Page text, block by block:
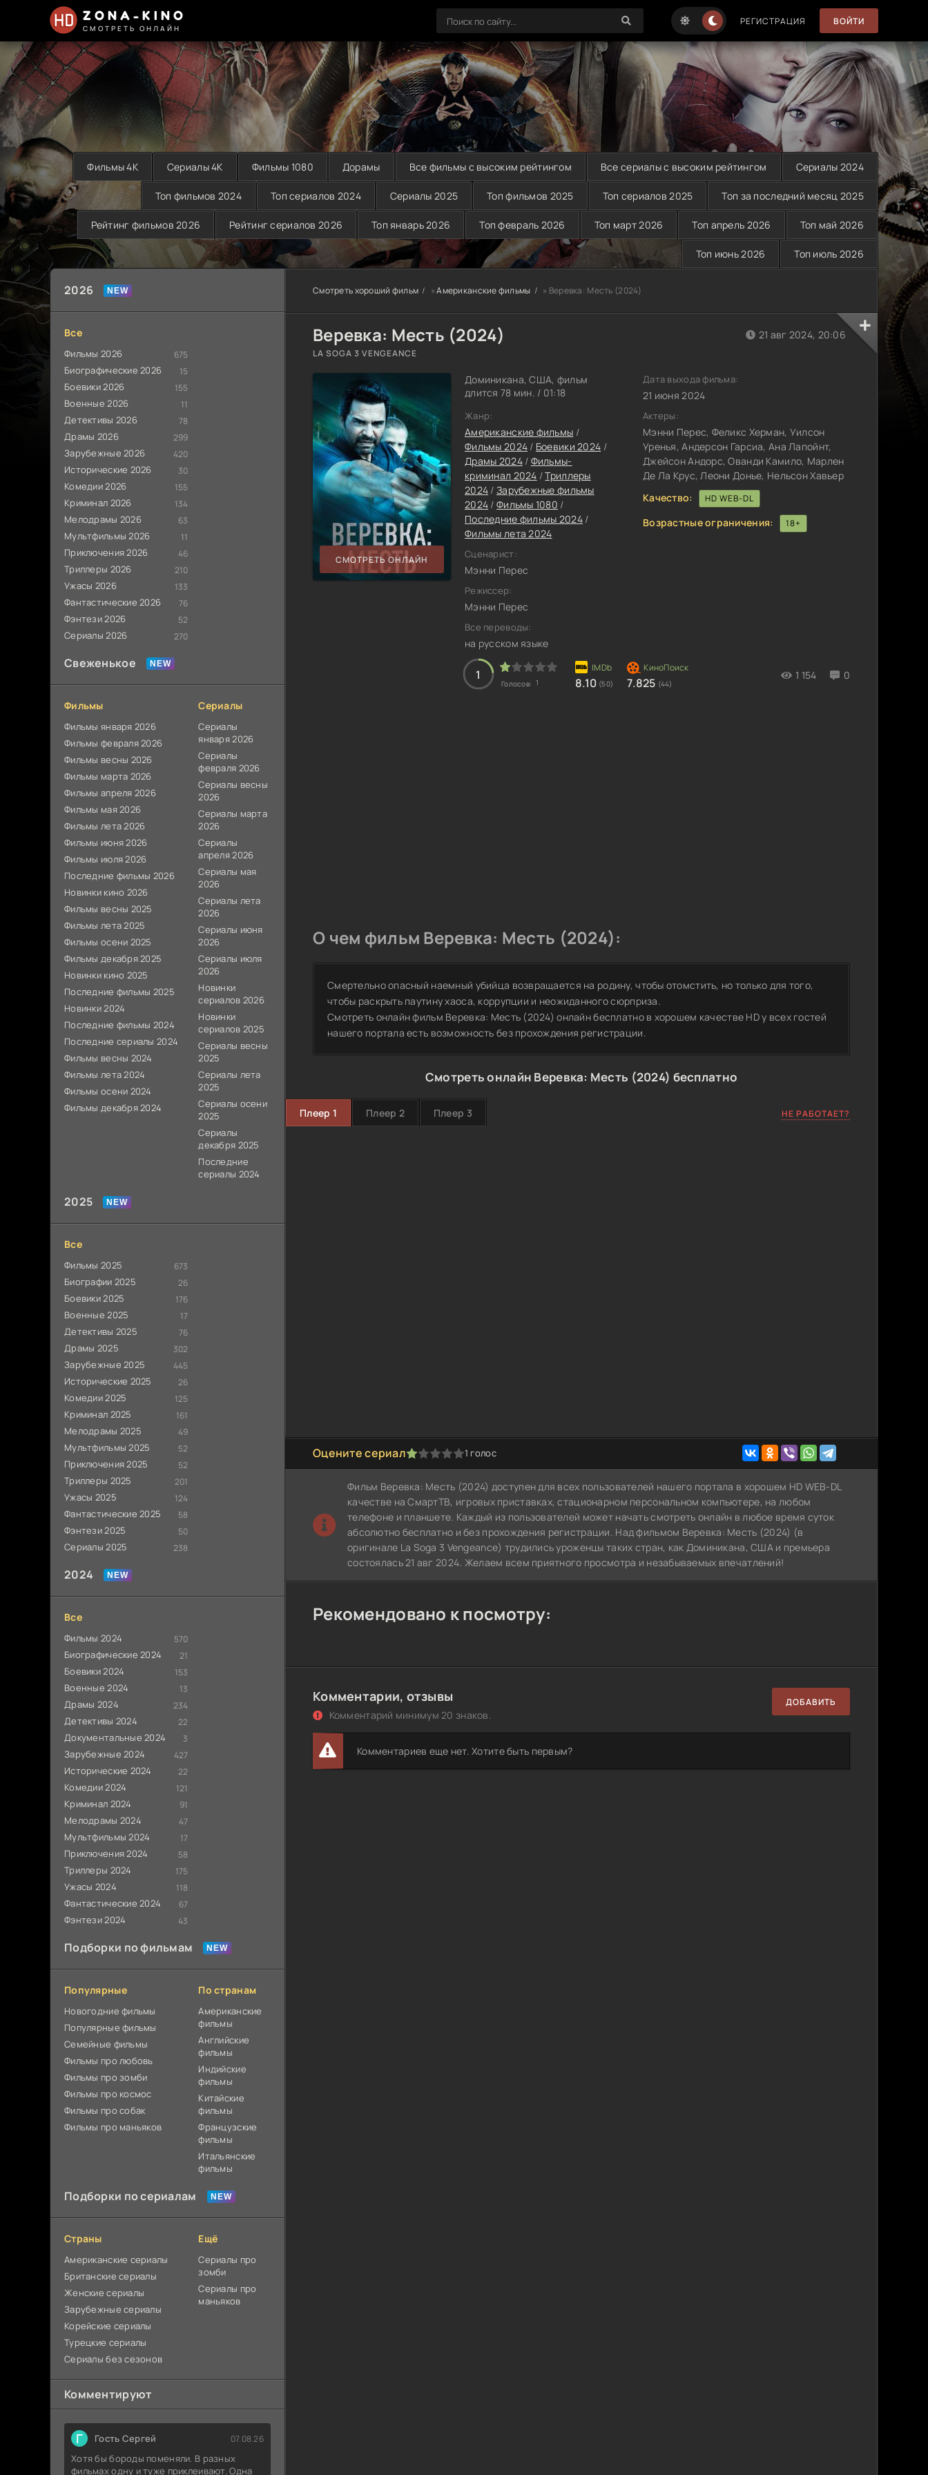
ZONA-KINO
СМОТРЕТЬ ОНЛАЙН
РЕГИСТРАЦИЯ ВОЙТИ
Фильмы 4K Сериалы 4K Фильмы 1080 Дорамы Все фильмы с высоким рейтингом Все сериалы с высоким рейтингом Сериалы 2024
Топ фильмов 2024 Топ сериалов 2024 Сериалы 2025 Топ фильмов 2025 Топ сериалов 2025 Топ за последний месяц 2025
Рейтинг фильмов 2026 Рейтинг сериалов 2026 Топ январь 2026 Топ февраль 2026 Топ март 2026 Топ апрель 2026 Топ май 2026
Топ июнь 2026 Топ июль 2026
2026
Все
Фильмы 2026 675
Биографические 2026 15
Боевики 2026 155
Военные 2026 11
Детективы 2026 78
Драмы 2026 299
Зарубежные 2026 420
Исторические 2026 30
Комедии 2026 155
Криминал 2026 134
Мелодрамы 2026 63
Мультфильмы 2026 11
Приключения 2026 46
Триллеры 2026 210
Ужасы 2026 133
Фантастические 2026 76
Фэнтези 2026 52
Сериалы 2026 270
Свеженькое
Фильмы
Фильмы января 2026
Фильмы февраля 2026
Фильмы весны 2026
Фильмы марта 2026
Фильмы апреля 2026
Фильмы мая 2026
Фильмы лета 2026
Фильмы июня 2026
Фильмы июля 2026
Последние фильмы 2026
Новинки кино 2026
Фильмы весны 2025
Фильмы лета 2025
Фильмы осени 2025
Фильмы декабря 2025
Новинки кино 2025
Последние фильмы 2025
Новинки 2024
Последние фильмы 2024
Последние сериалы 2024
Фильмы весны 2024
Фильмы лета 2024
Фильмы осени 2024
Фильмы декабря 2024
Сериалы
Сериалы
января 2026
Сериалы
февраля 2026
Сериалы весны
2026
Сериалы марта
2026
Сериалы
апреля 2026
Сериалы мая
2026
Сериалы лета
2026
Сериалы июня
2026
Сериалы июля
2026
Новинки
сериалов 2026
Новинки
сериалов 2025
Сериалы весны
2025
Сериалы лета
2025
Сериалы осени
2025
Сериалы
декабря 2025
Последние
сериалы 2024
2025
Все
Фильмы 2025 673
Биографии 2025 26
Боевики 2025 176
Военные 2025 17
Детективы 2025 76
Драмы 2025 302
Зарубежные 2025 445
Исторические 2025 26
Комедии 2025 125
Криминал 2025 161
Мелодрамы 2025 49
Мультфильмы 2025 52
Приключения 2025 52
Триллеры 2025 201
Ужасы 2025 124
Фантастические 2025 58
Фэнтези 2025 50
Сериалы 2025 238
2024
Все
Фильмы 2024 570
Биографические 2024 21
Боевики 2024 153
Военные 2024 13
Драмы 2024 234
Детективы 2024 22
Документальные 2024 3
Зарубежные 2024 427
Исторические 2024 22
Комедии 2024 121
Криминал 2024 91
Мелодрамы 2024 47
Мультфильмы 2024 17
Приключения 2024 58
Триллеры 2024 175
Ужасы 2024 118
Фантастические 2024 67
Фэнтези 2024 43
Подборки по фильмам
Популярные
Новогодние фильмы
Популярные фильмы
Cемейные фильмы
Фильмы про любовь
Фильмы про зомби
Фильмы про космос
Фильмы про собак
Фильмы про маньяков
По странам
Американские
фильмы
Английские
фильмы
Индийские
фильмы
Китайские
фильмы
Французские
фильмы
Итальянские
фильмы
Подборки по сериалам
Страны
Американские сериалы
Британские сериалы
Женские сериалы
Зарубежные сериалы
Корейские сериалы
Турецкие сериалы
Сериалы без сезонов
Ещё
Сериалы про
зомби
Сериалы про
маньяков
Комментируют
Г Гость Сергей 07.08.26
Хотя бы бороды поменяли. В разных
фильмах одну и туже приклеивают. Одна
Смотреть хороший фильм »Американские фильмы » Веревка: Месть (2024)
Веревка: Месть (2024)
LA SOGA 3 VENGEANCE
СМОТРЕТЬ ОНЛАЙН
Доминикана, США, фильм
длится 78 мин. / 01:18
Жанр:
Американские фильмы /
Фильмы 2024 / Боевики 2024 /
Драмы 2024/ Фильмы-
криминал 2024 /Триллеры
2024 / Зарубежные фильмы
2024 / Фильмы 1080 /
Последние фильмы 2024/
Фильмы лета 2024
Сценарист:
Мэнни Перес
Режиссер:
Мэнни Перес
Все переводы:
на русском языке
1
Голосов: 1 8.10 (50) 7.825 (44)
1 154 0
21 авг 2024, 20:06
Дата выхода фильма:
21 июня 2024
Актеры:
Мэнни Перес, Феликс Херман, Уилсон
Уренья, Андерсон Гарсиа, Ана Лапойнт,
Джейсон Андорс, Ованди Камило, Марлен
Де Ла Крус, Леони Донье, Нельсон Хавьер
Качество:
HD WEB-DL
Возрастные ограничения: 18+
О чем фильм Веревка: Месть (2024):
Смертельно опасный наемный убийца возвращается на родину, чтобы отомстить, но только для того,
чтобы раскрыть паутину хаоса, коррупции и неожиданного сюрприза.
Смотреть онлайн фильм Веревка: Месть (2024) онлайн бесплатно в хорошем качестве HD у всех гостей
нашего портала есть возможность без прохождения регистрации.
Смотреть онлайн Веревка: Месть (2024) бесплатно
Плеер 1 Плеер 2 Плеер 3 НЕ РАБОТАЕТ?
Оцените сериал
1 2 3 4 5 1 голос
Фильм Веревка: Месть (2024) доступен для всех пользователей нашего портала в хорошем HD WEB-DL
качестве на СмартТВ, игровых приставках, стационарном персональном компьютере, на любом
телефоне и планшете. Каждый из пользователей может начать смотреть онлайн в любое время суток
абсолютно бесплатно и без прохождения регистрации. Над фильмом Веревка: Месть (2024) (в
оригинале La Soga 3 Vengeance) трудились уроженцы таких стран, как Доминикана, США и премьера
состоялась 21 авг 2024. Желаем всем приятного просмотра и незабываемых впечатлений!
Рекомендовано к посмотру:
Комментарии, отзывы
Комментарий минимум 20 знаков.
ДОБАВИТЬ
Комментариев еще нет. Хотите быть первым?